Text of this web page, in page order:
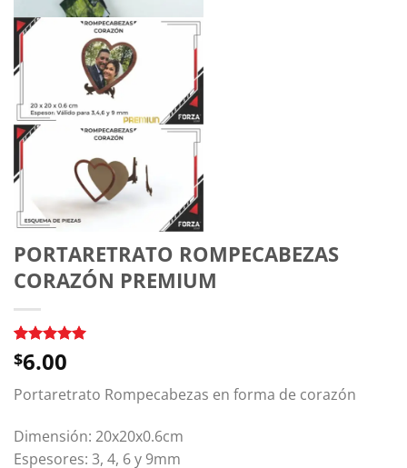
PORTARETRATO ROMPECABEZAS
CORAZÓN PREMIUM
Valorado
5.00sobre
en
1
de cliente
$6.00
Portaretrato Rompecabezas en forma de corazón
Dimensión: 20x20x0.6cm
Espesores: 3, 4, 6 y 9mm